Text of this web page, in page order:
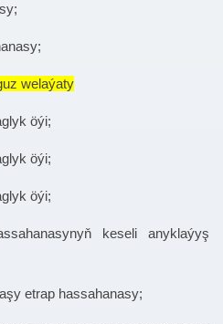
welaýaty
öýi;
öýi;
öýi;
keseli anyklaýyş
etrap hassahanasy;